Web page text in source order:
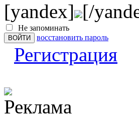
[yandex] [/
Не запоминать
восстановить пароль
Регистрация